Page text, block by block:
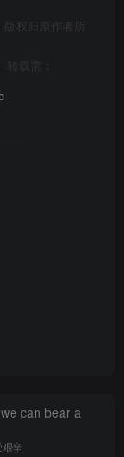
权归原作者所
转载需：
can bear a
辛